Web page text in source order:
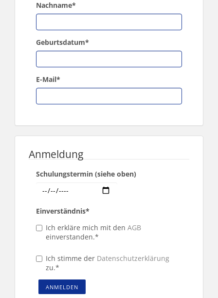
Nachname*
Geburtsdatum*
E-Mail*
Anmeldung
Schulungstermin (siehe oben)
Einverständnis*
Ich erkläre mich mit den AGB
einverstanden.*
Ich stimme der Datenschutzerklärung
zu.*